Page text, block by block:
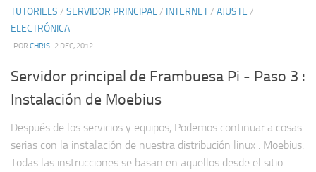
TUTORIELS / SERVIDOR PRINCIPAL/ INTERNET/ AJUSTE /
ELECTRÓNICA
· POR CHRIS · 2 DEC, 2012
Servidor principal de Frambuesa Pi - Paso 3 :
Instalación de Moebius
Después de los servicios y equipos, Podemos continuar a cosas
serias con la instalación de nuestra distribución linux : Moebius.
Todas las instrucciones se basan en aquellos desde el sitio